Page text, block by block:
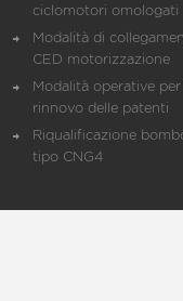
ciclomotori omologati
Modalità di
CED motorizzazione
Modalità operative per
rinnovo delle patenti
Riqualificazione
tipo CNG4